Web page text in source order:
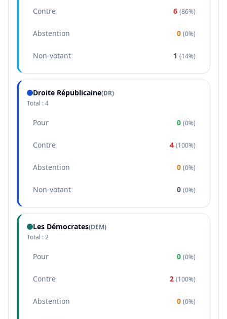
Contre 6 (86%)
Abstention 0 (0%)
Non-votant 1 (14%)
Droite Républicaine(DR)
Total :4
Pour 0 (0%)
Contre 4 (100%)
Abstention 0 (0%)
Non-votant 0 (0%)
Les Démocrates(DEM)
Total :2
Pour 0 (0%)
Contre 2 (100%)
Abstention 0 (0%)